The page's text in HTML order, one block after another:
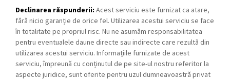
Declinarea răspunderii: Acest serviciu este furnizat ca atare,
fără nicio garanție de orice fel. Utilizarea acestui serviciu se face
în totalitate pe propriul risc. Nu ne asumăm responsabilitatea
pentru eventualele daune directe sau indirecte care rezultă din
utilizarea acestui serviciu. Informațiile furnizate de acest
serviciu, împreună cu conținutul de pe site-ul nostru referitor la
aspecte juridice, sunt oferite pentru uzul dumneavoastră privat